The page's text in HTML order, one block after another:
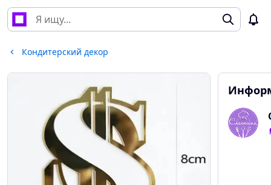
Кондитерский декор